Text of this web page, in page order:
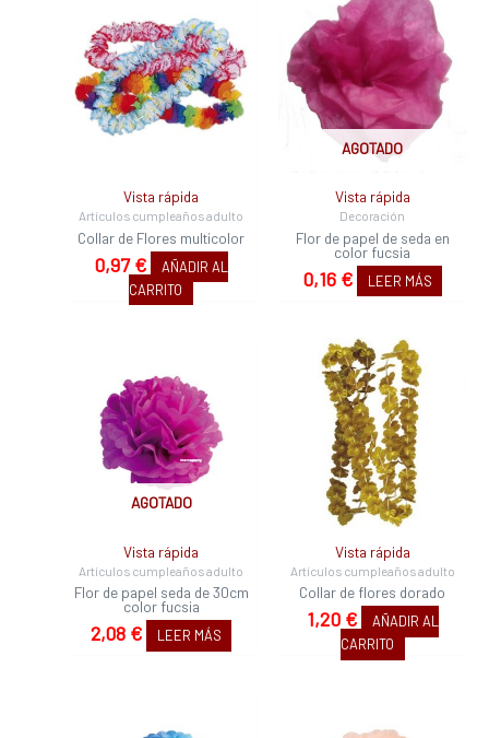
Vista rápida
Artículos cumpleaños adulto
Collar de Flores multicolor
0,97€
AÑADIR AL
CARRITO
AGOTADO
Vista rápida
Decoración
Flor de papel de seda en
color fucsia
0,16 € LEER MÁS
AGOTADO
Vista rápida
Artículos cumpleaños adulto
Flor de papel seda de 30cm
color fucsia
2,08 € LEER MÁS
Vista rápida
Artículos cumpleaños adulto
Collar de flores dorado
1,20 €
AÑADIR AL
CARRITO